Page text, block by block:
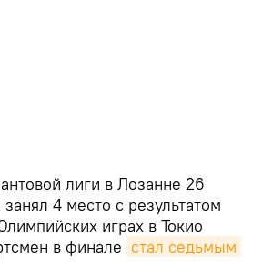
лиги в Лозанне 26
4 место с результатом
играх в Токио
в финале стал седьмым